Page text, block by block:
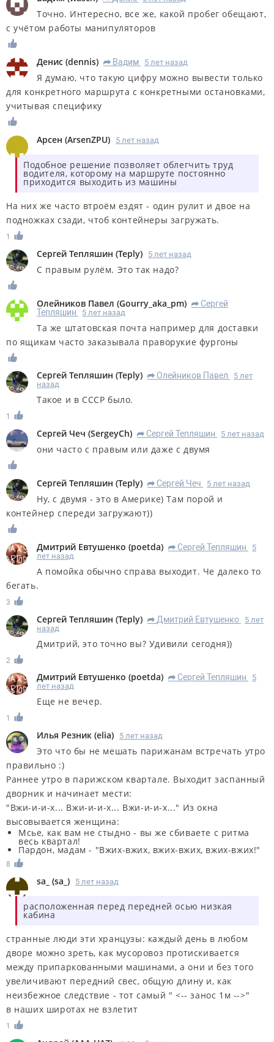
Точно. Интересно, все же, какой пробег обещают,
с учётом работы манипуляторов
Денис (dennis) R Вадим 5 лет назад
Я думаю, что такую цифру можно вывести только
для конкретного маршрута с конкретными остановками,
учитывая специфику
Арсен (ArsenZPU) 5 лет назад
Подобное решение позволяет облегчить труд
водителя, которому на маршруте постоянно
приходится выходить из машины
На них же часто втроём ездят - один рулит и двое на
подножках сзади, чтоб контейнеры загружать.
1
Сергей Тепляшин (Teply) 5 лет назад
С правым рулём. Это так надо?
Олейников Павел (Gourry_aka_pm) R Сергей
Тепляшин
5 лет назад
Та же штатовская почта например для доставки
по ящикам часто заказывала праворукие фургоны
Сергей Тепляшин (Teply) R Олейников Павел
5 лет
назад
Такое и в СССР было.
1
Сергей Чеч (SergeyCh) R Сергей Тепляшин 5 лет назад
они часто с правым или даже с двумя
Сергей Тепляшин (Teply) R Сергей Чеч 5 лет назад
Ну, с двумя - это в Америке) Там порой и
контейнер спереди загружают))
Дмитрий Евтушенко (poetda) R Сергей Тепляшин
5
лет назад
А помойка обычно справа выходит. Че далеко то
бегать.
3
Сергей Тепляшин (Teply) R Дмитрий Евтушенко
5 лет
назад
Дмитрий, это точно вы? Удивили сегодня))
2
Дмитрий Евтушенко (poetda) R Сергей Тепляшин
5
лет назад
Еще не вечер.
1
Илья Резник (elia) 5 лет назад
Это что бы не мешать парижанам встречать утро
правильно :)
Раннее утро в парижском квартале. Выходит заспанный
дворник и начинает мести:
"Вжи-и-и-х... Вжи-и-и-х... Вжи-и-и-х..." Из окна
высовывается женщина:
Мсье, как вам не стыдно - вы же сбиваете с ритма
весь квартал!
Пардон, мадам - "Вжих-вжих, вжих-вжих, вжих-вжих!"
8
sa_ (sa_ ) 5 лет назад
расположенная перед передней осью низкая
кабина
странные люди эти хранцузы: каждый день в любом
дворе можно зреть, как мусоровоз протискивается
между припаркованными машинами, а они и без того
увеличивают передний свес, общую длину и, как
неизбежное следствие - тот самый " <-- занос 1м -->"
в наших широтах не взлетит
1